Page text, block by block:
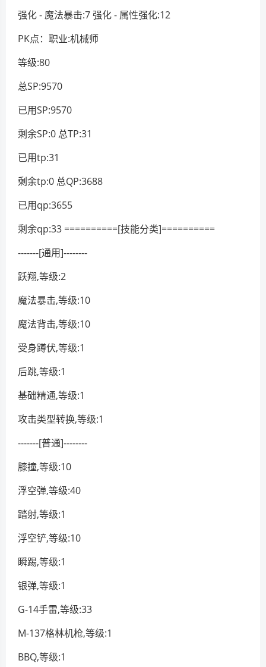
强化 - 魔法暴击:7 强化 - 属性强化:12
PK点：职业:机械师
等级:80
总SP:9570
已用SP:9570
剩余SP:0 总TP:31
已用tp:31
剩余tp:0 总QP:3688
已用qp:3655
剩余qp:33 ==========[技能分类]==========
-------[通用]--------
跃翔,等级:2
魔法暴击,等级:10
魔法背击,等级:10
受身蹲伏,等级:1
后跳,等级:1
基础精通,等级:1
攻击类型转换,等级:1
-------[普通]--------
膝撞,等级:10
浮空弹,等级:40
踏射,等级:1
浮空铲,等级:10
瞬踢,等级:1
银弹,等级:1
G-14手雷,等级:33
M-137格林机枪,等级:1
BBQ,等级:1